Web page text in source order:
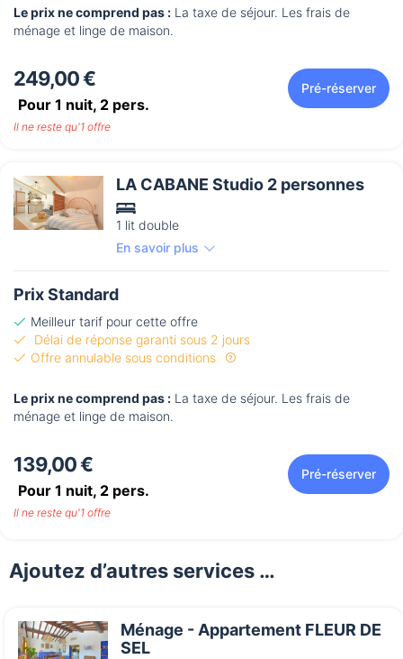
Le prix ne comprend pas : La taxe de séjour. Les frais de
ménage et linge de maison.
249,00 €
Pour 1 nuit, 2 pers.
Pré-réserver
Il ne reste qu'1 offre
LA CABANE Studio 2 personnes
1 lit double
En savoir plus
Prix Standard
Meilleur tarif pour cette offre
Délai de réponse garanti sous 2 jours
Offre annulable sous conditions
Le prix ne comprend pas : La taxe de séjour. Les frais de
ménage et linge de maison.
139,00 €
Pour 1 nuit, 2 pers.
Pré-réserver
Il ne reste qu'1 offre
Ajoutez d’autres services …
Ménage - Appartement FLEUR DE
SEL